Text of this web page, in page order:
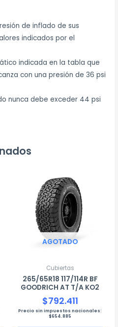
de inflado de sus
indicados por el
indicada en la tabla que
con una presión de 36 psi
nunca debe exceder 44 psi
AGOTADO
Cubiertas
265/65R18 117/114R BF
GOODRICH AT T/A KO2
$792.411
Precio sin impuestos nacionales:
$654.885